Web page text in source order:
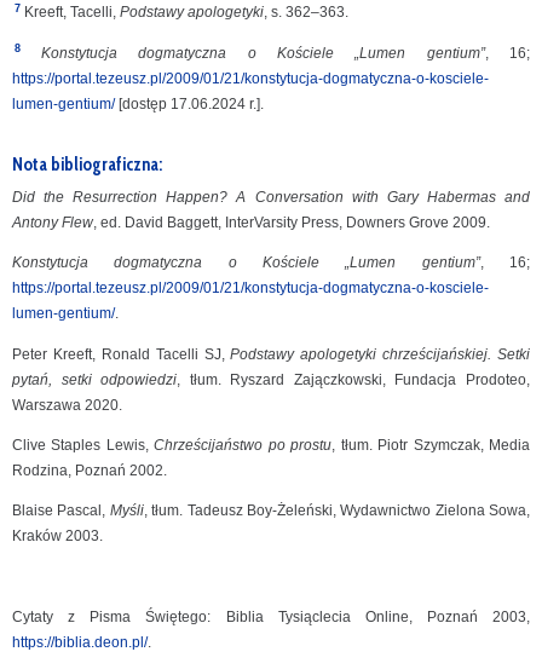
7 Kreeft, Tacelli, Podstawy apologetyki, s. 362–363.
8 Konstytucja dogmatyczna o Kościele „Lumen gentium”, 16;
https://portal.tezeusz.pl/2009/01/21/konstytucja-dogmatyczna-o-kosciele-
lumen-gentium/[dostęp 17.06.2024 r.].
Nota bibliograficzna:
Did the Resurrection Happen? A Conversation with Gary Habermas and
Antony Flew, ed. David Baggett, InterVarsity Press, Downers Grove 2009.
Konstytucja dogmatyczna o Kościele „Lumen gentium”, 16;
https://portal.tezeusz.pl/2009/01/21/konstytucja-dogmatyczna-o-kosciele-
lumen-gentium/.
Peter Kreeft, Ronald Tacelli SJ,Podstawy apologetyki chrześcijańskiej. Setki
pytań, setki odpowiedzi , tłum. Ryszard Zajączkowski, Fundacja Prodoteo,
Warszawa 2020.
Clive Staples Lewis,Chrześcijaństwo po prostu, tłum. Piotr Szymczak, Media
Rodzina, Poznań 2002.
Blaise Pascal, Myśli, tłum. Tadeusz Boy-Żeleński, Wydawnictwo Zielona Sowa,
Kraków 2003.
Cytaty z Pisma Świętego: Biblia Tysiąclecia Online, Poznań 2003,
https://biblia.deon.pl/.